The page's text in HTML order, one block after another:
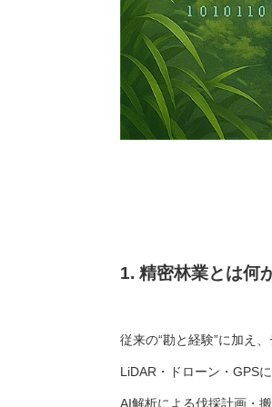
1. 精密林業とは何
従来の“勘と経験”に加え
LiDAR・ドローン・GPS
AI解析による伐採計画・